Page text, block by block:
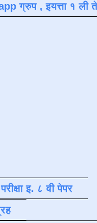
ग्रुप , इयत्ता १ ली
इ. ८ वी पेपर